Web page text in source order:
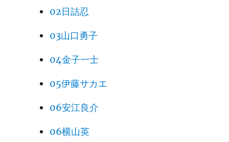
02日詰忍
03山口勇子
04金子一士
05伊藤サカエ
06安江良介
06横山英